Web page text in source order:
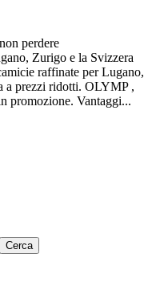
perdere
Zurigo e la Svizzera
raffinate per Lugano,
a prezzi ridotti. OLYMP ,
Vantaggi...
Cerca